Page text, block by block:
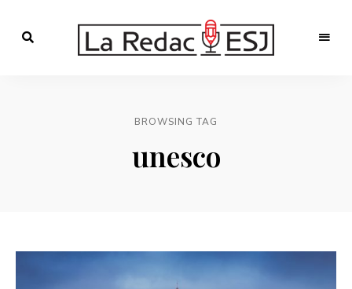
REDAC-
ESJ
BROWSING TAG
unesco